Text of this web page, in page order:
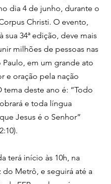
dia 4 de junho, durante o
Christi. O evento,
sua 34ª edição, deve mais
milhões de pessoas nas
Paulo, em um grande ato
e oração pela nação
tema deste ano é: “Todo
e toda língua
Jesus é o Senhor”
terá início às 10h, na
do Metrô, e seguirá até a